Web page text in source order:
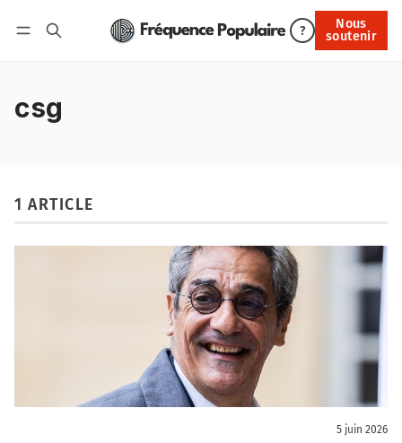
?
Nous
soutenir
Nous soutenir
csg
1 ARTICLE
5 juin 2026